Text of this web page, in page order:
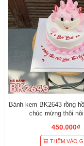
Bánh kem BK2643 rồng
chúc mừng thôi
450.000₫
THÊM VÀO